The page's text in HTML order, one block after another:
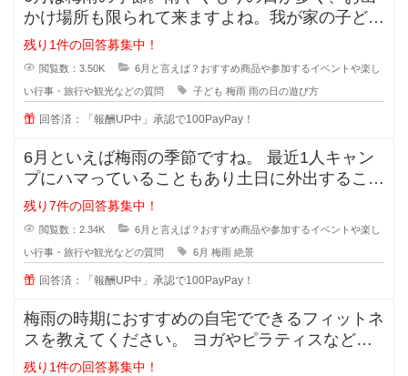
かけ場所も限られて来ますよね。我が家の子ども
にとっては公園で遊べないのがスト
残り1件の回答募集中！
閲覧数：3.50K 6月と言えば？おすすめ商品や参加するイベントや楽し
い行事・旅行や観光などの質問 子ども 梅雨 雨の日の遊び方
回答済：「報酬UP中」承認で100PayPay！
6月といえば梅雨の季節ですね。 最近1人キャン
プにハマっていることもあり土日に外出すること
が増えましたが、雨だと気
残り7件の回答募集中！
閲覧数：2.34K 6月と言えば？おすすめ商品や参加するイベントや楽し
い行事・旅行や観光などの質問 6月 梅雨 絶景
回答済：「報酬UP中」承認で100PayPay！
梅雨の時期におすすめの自宅でできるフィットネ
スを教えてください。 ヨガやピラティスなど、
具体的なプログラムや道具が
残り1件の回答募集中！